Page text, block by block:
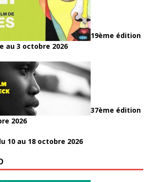
19ème édition
au 3 octobre 2026
37ème édition
2026
10 au 18 octobre 2026